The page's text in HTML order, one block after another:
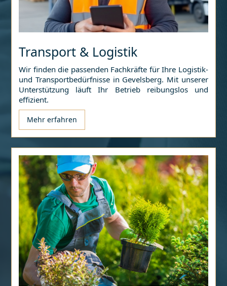
Transport & Logistik
Wir finden die passenden Fachkräfte für Ihre Logistik-
und Transportbedürfnisse in Gevelsberg. Mit unserer
Unterstützung läuft Ihr Betrieb reibungslos und
effizient.
Mehr erfahren